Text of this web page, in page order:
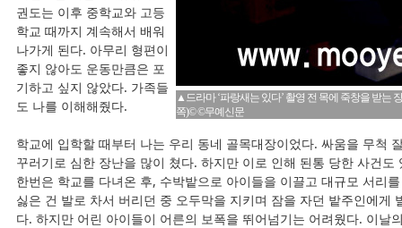
▲드라마 ‘파랑새는 있다’ 촬영 전 목에 죽창을 받는
쪽)© ©무예신문
권도는 이후 중학교와 고등
학교 때까지 계속해서 배워
나가게 된다. 아무리 형편이
좋지 않아도 운동만큼은 포
기하고 싶지 않았다. 가족들
도 나를 이해해줬다.
학교에 입학할 때부터 나는 우리 동네 골목대장이었다. 싸움을 무척
꾸러기로 심한 장난을 많이 쳤다. 하지만 이로 인해 된통 당한 사건도
한번은 학교를 다녀온 후, 수박밭으로 아이들을 이끌고 대규모 서리
싫은 건 발로 차서 버리던 중 오두막을 지키며 잠을 자던 밭주인에게
다. 하지만 어린 아이들이 어른의 보폭을 뛰어넘기는 어려웠다. 이날